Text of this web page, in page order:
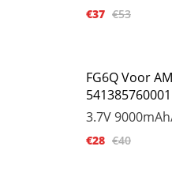
€37 €53
FG6Q Voor
3.7V
€28 €40